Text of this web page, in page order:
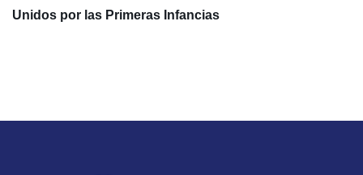
Unidos por las Primeras Infancias